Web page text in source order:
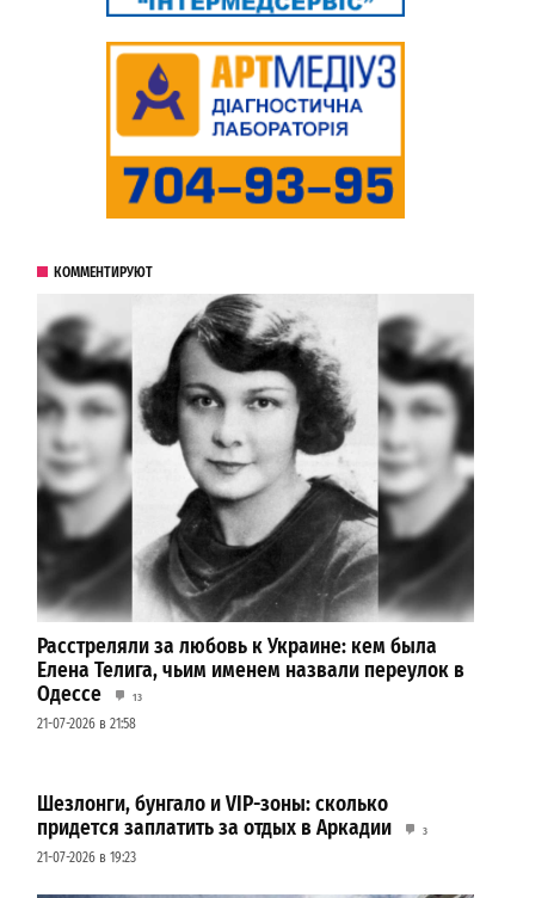
КОММЕНТИРУЮТ
Расстреляли за любовь к Украине: кем была
Елена Телига, чьим именем назвали переулок в
Одессе
13
21-07-2026 в 21:58
Шезлонги, бунгало и VIP-зоны: сколько
придется заплатить за отдых в Аркадии
3
21-07-2026 в 19:23